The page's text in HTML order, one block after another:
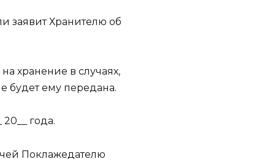
заявит Хранителю об
хранение в случаях,
будет ему передана.
20__ года.
Поклажедателю